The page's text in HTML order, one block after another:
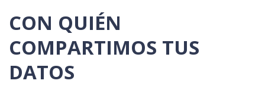
CON QUIÉN
COMPARTIMOS TUS
DATOS